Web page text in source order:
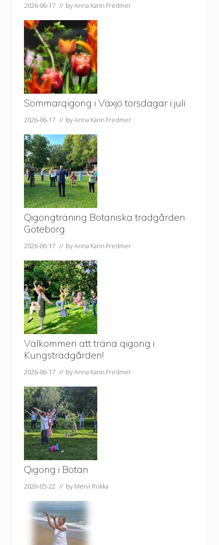
2026-06-17 // byAnna Karin Fredmer
Sommarqigong i Växjö torsdagar i juli
2026-06-17 // byAnna Karin Fredmer
Qigongträning Botaniska trädgården
Göteborg
2026-06-17 // byAnna Karin Fredmer
Välkommen att träna qigong i
Kungsträdgården!
2026-06-17 // byAnna Karin Fredmer
Qigong i Botan
2026-05-22 // by Mervi Rokka